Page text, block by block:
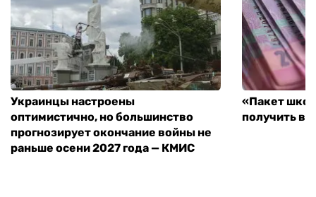
Украинцы настроены
оптимистично, но большинство
прогнозирует окончание войны не
раньше осени 2027 года — КМИС
«Пакет
получить